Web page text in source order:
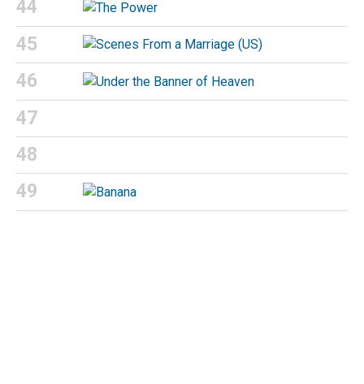
45
46
47
48
49